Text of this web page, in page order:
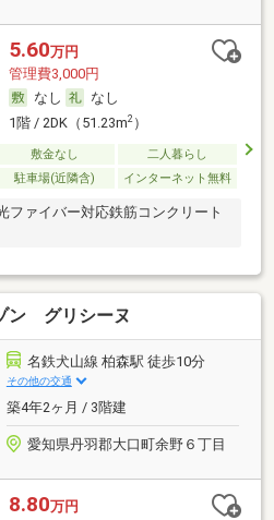
5.60万円
管理費3,000円
なし
なし
1階 / 2DK（51.23m2）
敷金なし
二人暮らし
駐車場(近隣含) インターネット無料
ファイバー対応鉄筋コンクリート
ン グリシーヌ
名鉄犬山線 柏森駅 徒歩10分
その他の交通
築4年2ヶ月 / 3階建
愛知県丹羽郡大口町余野６丁目
8.80万円